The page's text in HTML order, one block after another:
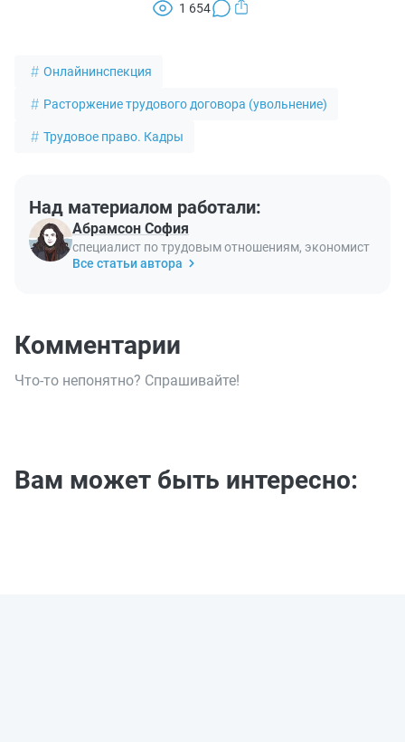
1 654
Онлайнинспекция
Расторжение трудового договора (увольнение)
Трудовое право. Кадры
Над материалом работали:
Абрамсон София
специалист по трудовым отношениям, экономист
Все статьи автора
Комментарии
Что-то непонятно? Спрашивайте!
Вам может быть интересно: